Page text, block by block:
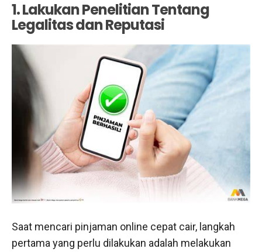
1. Lakukan Penelitian Tentang
Legalitas dan Reputasi
Saat mencari pinjaman online cepat cair, langkah
pertama yang perlu dilakukan adalah melakukan